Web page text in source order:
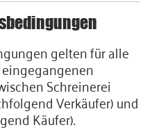
gelten für alle
Schreinerei
Verkäufer) und
Käufer).